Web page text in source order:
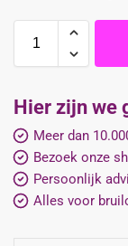
Hier zijn we
Meer dan
Bezoek onze
Persoonlijk
Alles voor